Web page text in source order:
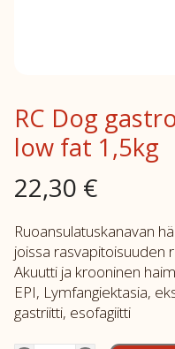
RC Dog
low fat 1,5kg
22,30 €
Ruoansulatuskanavan
joissa rasvapitoisuuden
Akuutti ja krooninen
EPI, Lymfangiektasia,
gastriitti, esofagiitti